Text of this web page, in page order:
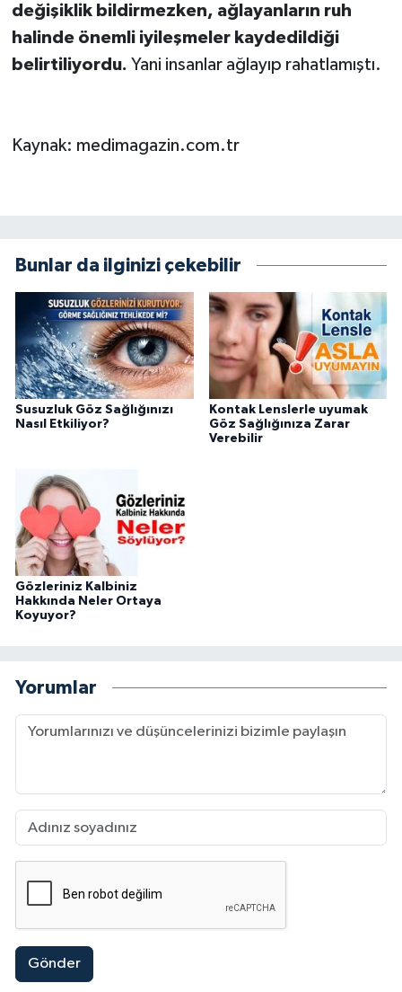
değişiklik bildirmezken, ağlayanların ruh
halinde önemli iyileşmeler kaydedildiği
belirtiliyordu. Yani insanlar ağlayıp rahatlamıştı.
Kaynak: medimagazin.com.tr
Bunlar da ilginizi çekebilir
Susuzluk Göz Sağlığınızı
Nasıl Etkiliyor?
Kontak Lenslerle uyumak
Göz Sağlığınıza Zarar
Verebilir
Gözleriniz Kalbiniz
Hakkında Neler Ortaya
Koyuyor?
Yorumlar
Gönder